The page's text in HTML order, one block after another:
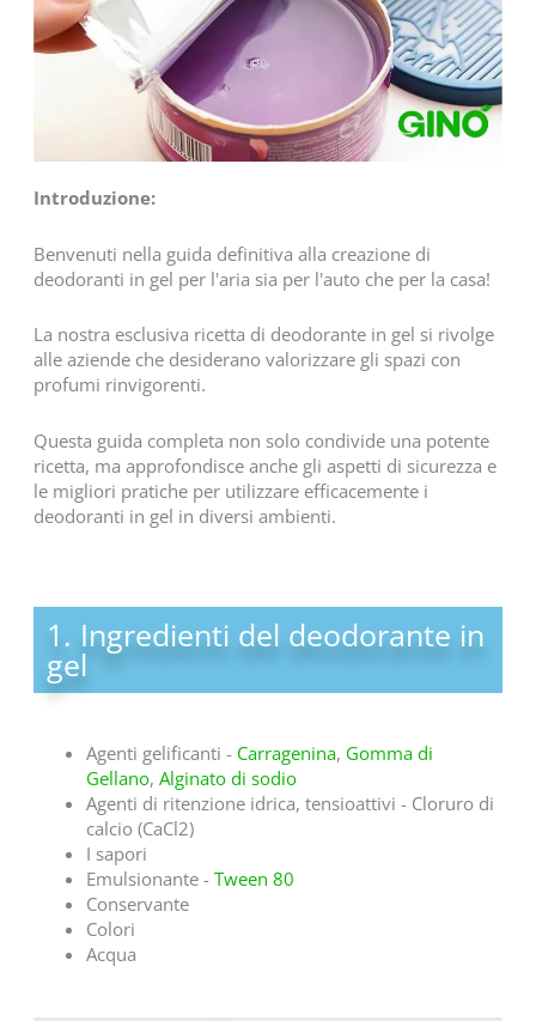
Introduzione:
Benvenuti nella guida definitiva alla creazione di
deodoranti in gel per l'aria sia per l'auto che per la casa!
La nostra esclusiva ricetta di deodorante in gel si rivolge
alle aziende che desiderano valorizzare gli spazi con
profumi rinvigorenti.
Questa guida completa non solo condivide una potente
ricetta, ma approfondisce anche gli aspetti di sicurezza e
le migliori pratiche per utilizzare efficacemente i
deodoranti in gel in diversi ambienti.
1. Ingredienti del deodorante in
gel
Agenti gelificanti - Carragenina, Gomma di
Gellano, Alginato di sodio
Agenti di ritenzione idrica, tensioattivi - Cloruro di
calcio (CaCl2)
I sapori
Emulsionante - Tween 80
Conservante
Colori
Acqua